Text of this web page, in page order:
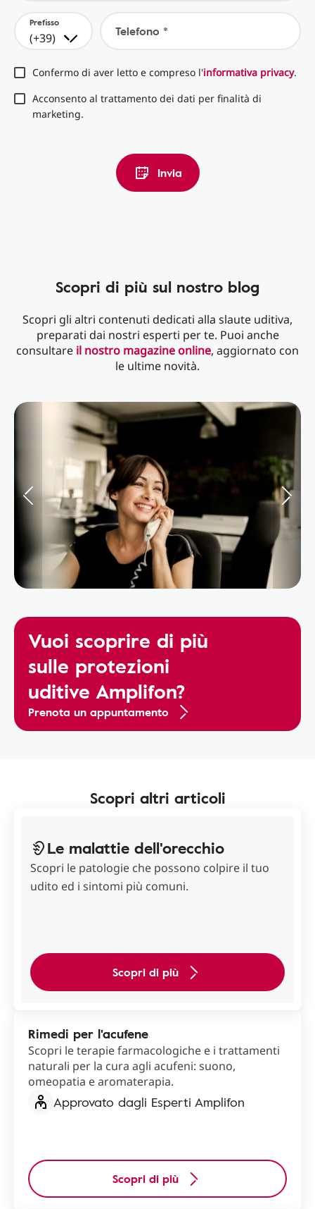
Prefisso
(+39) Telefono *
Confermo di aver letto e compreso l'informativa privacy.
Acconsento al trattamento dei dati per finalità di
marketing.
Invia
Scopri di più sul nostro blog
Scopri gli altri contenuti dedicati alla slaute uditiva,
preparati dai nostri esperti per te. Puoi anche
consultare il nostro magazine online, aggiornato con
le ultime novità.
Vuoi scoprire di più
sulle protezioni
uditive Amplifon?
Prenota un appuntamento
Scopri altri articoli
Le malattie dell'orecchio
Scopri le patologie che possono colpire il tuo
udito ed i sintomi più comuni.
Scopri di più
Rimedi per l'acufene
Scopri le terapie farmacologiche e i trattamenti
naturali per la cura agli acufeni: suono,
omeopatia e aromaterapia.
Approvato dagli Esperti Amplifon
Scopri di più